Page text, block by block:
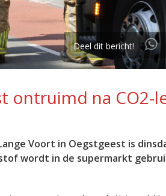
Deel dit bericht!
ontruimd na CO2-
Voort in Oegstgeest is
wordt in de supermarkt